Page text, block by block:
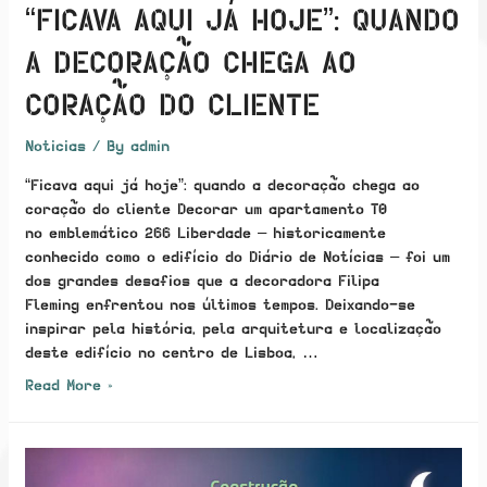
“FICAVA AQUI JÁ HOJE”: QUANDO
A DECORAÇÃO CHEGA AO
CORAÇÃO DO CLIENTE
Noticias / Byadmin
“Ficava aqui já hoje”: quando a decoração chega ao
coração do cliente Decorar um apartamento T0
no emblemático 266 Liberdade – historicamente
conhecido como o edifício do Diário de Notícias – foi um
dos grandes desafios que a decoradora Filipa
Fleming enfrentou nos últimos tempos. Deixando-se
inspirar pela história, pela arquitetura e localização
deste edifício no centro de Lisboa, …
“Ficava
Read More »